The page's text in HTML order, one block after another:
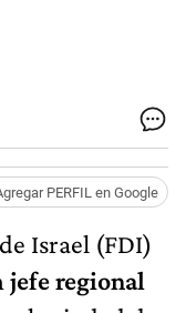
PERFIL en Google
Israel (FDI)
jefe regional